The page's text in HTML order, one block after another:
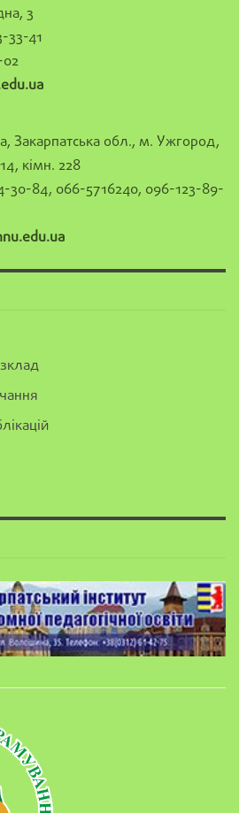
3
33-41
Закарпатська обл., м. Ужгород,
кімн. 228
30-84, 066-5716240, 096-123-89-